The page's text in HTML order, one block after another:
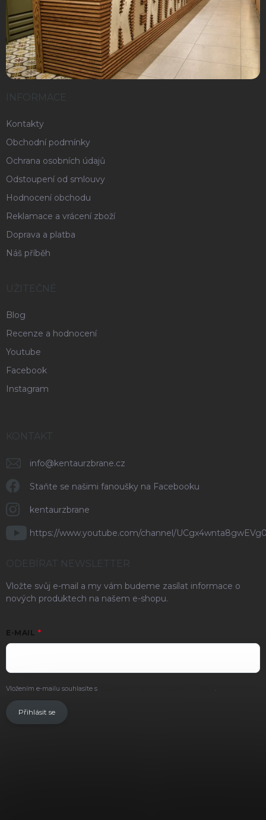
INFORMACE
Kontakty
Obchodní podmínky
Ochrana osobních údajů
Odstoupení od smlouvy
Hodnocení obchodu
Reklamace a vrácení zboží
Doprava a platba
Náš příběh
UŽITEČNÉ
Blog
Recenze a hodnocení
Youtube
Facebook
Instagram
KONTAKT
info@kentaurzbrane.cz
Staňte se našimi fanoušky na Facebooku
kentaurzbrane
https://www.youtube.com/channel/
ODEBÍRAT NEWSLETTER
Vložte svůj e-mail a my vám budeme zasílat informace o
nových produktech na našem e-shopu.
E-MAIL
Vložením e-mailu souhlasíte s .
Přihlásit se